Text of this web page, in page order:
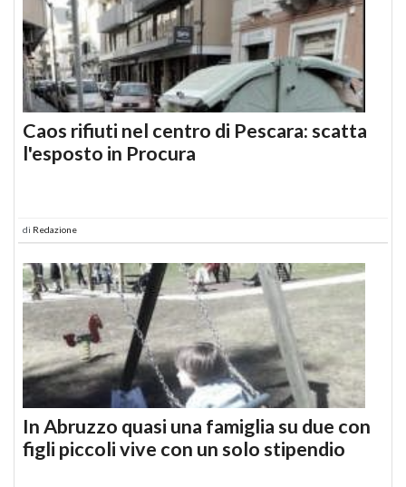
Caos rifiuti nel centro di Pescara: scatta
l'esposto in Procura
di Redazione
In Abruzzo quasi una famiglia su due con
figli piccoli vive con un solo stipendio